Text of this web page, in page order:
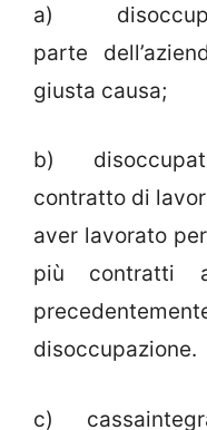
a)
parte
giusta causa;
b) disoccupati
contratto di
aver lavorato
più contratti
disoccupazione.
c)